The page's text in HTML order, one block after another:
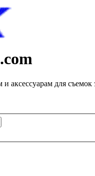
аксессуарам для съемок